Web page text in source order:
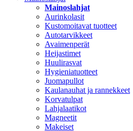
Mainoslahjat
Aurinkolasit
Kustomoitavat tuotteet
Autotarvikkeet
Avaimenperät
Heijastimet
Huulirasvat
Hygieniatuotteet
Juomapullot
Kaulanauhat ja rannekkeet
Korvatulpat
Lahjalaatikot
Magneetit
Makeiset